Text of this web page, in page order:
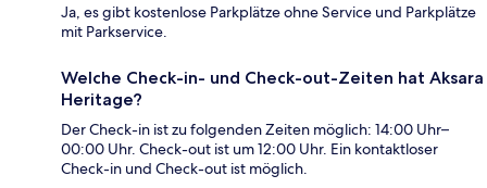
Ja, es gibt kostenlose Parkplätze ohne Service und Parkplätze
mit Parkservice.
Welche Check-in- und Check-out-Zeiten hat Aksara
Heritage?
Der Check-in ist zu folgenden Zeiten möglich: 14:00 Uhr–
00:00 Uhr. Check-out ist um 12:00 Uhr. Ein kontaktloser
Check-in und Check-out ist möglich.